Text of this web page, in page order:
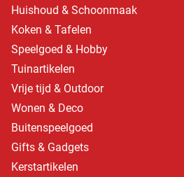
Huishoud & Schoonmaak
Koken & Tafelen
Speelgoed & Hobby
Tuinartikelen
Vrije tijd & Outdoor
Wonen & Deco
Buitenspeelgoed
Gifts & Gadgets
Kerstartikelen